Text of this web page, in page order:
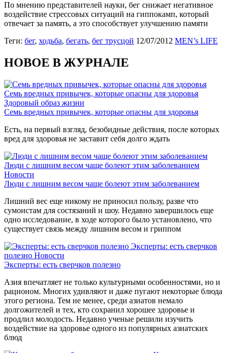
По мнению представителей науки, бег снижает негативное
воздействие стрессовых ситуаций на гиппокамп, который
отвечает за память, а это способствует улучшению памяти
Теги: бег, ходьба, бегать, бег трусцой 12/07/2012 MEN’s LIFE
НОВОЕ В ЖУРНАЛЕ
Семь вредных привычек, которые опасны для здоровья
Здоровый образ жизни
Семь вредных привычек, которые опасны для здоровья
Есть, на первый взгляд, безобидные действия, после которых
вред для здоровья не заставит себя долго ждать
Люди с лишним весом чаще болеют этим заболеванием
Новости
Люди с лишним весом чаще болеют этим заболеванием
Лишний вес еще никому не приносил пользу, разве что
сумоистам для состязаний и шоу. Недавно завершилось еще
одно исследование, в ходе которого было установлено, что
существует связь между лишним весом и гриппом
Эксперты: есть сверчков
полезно Новости
Эксперты: есть сверчков полезно
Азия впечатляет не только культурными особенностями, но и
рационом. Многих удивляют и даже пугают некоторые блюда
этого региона. Тем не менее, среди азиатов немало
долгожителей и тех, кто сохранил хорошее здоровье и
продлил молодость. Недавно ученые решили изучить
воздействие на здоровье одного из популярных азиатских
блюд